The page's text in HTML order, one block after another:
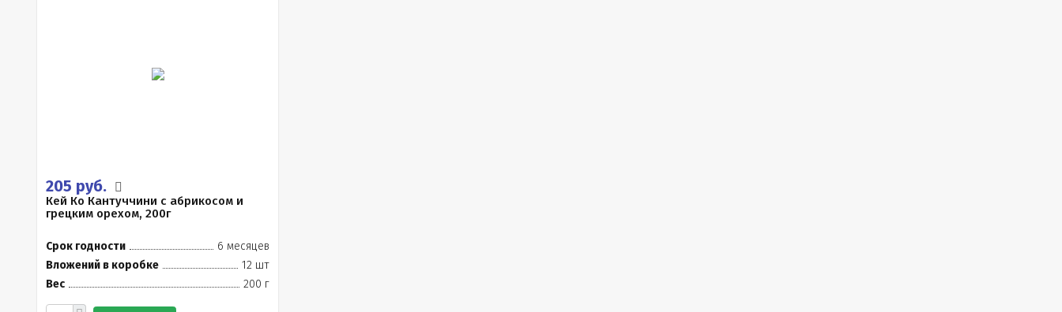
205 руб.
Кей Ко Кантуччини с абрикосом и
грецким орехом, 200г
Срок годности
6 месяцев
Вложений в коробке
12 шт
Вес
200 г